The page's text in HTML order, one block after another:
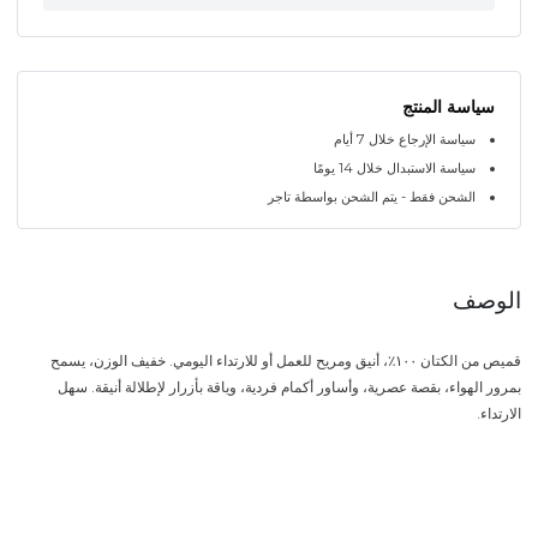
سياسة المنتج
سياسة الإرجاع خلال 7 أيام
سياسة الاستبدال خلال 14 يومًا
الشحن فقط - يتم الشحن بواسطة تاجر
الوصف
قميص من الكتان ١٠٠٪، أنيق ومريح للعمل أو للارتداء اليومي. خفيف الوزن، يسمح
بمرور الهواء، بقصة عصرية، وأساور أكمام فردية، وياقة بأزرار لإطلالة أنيقة. سهل
الارتداء.